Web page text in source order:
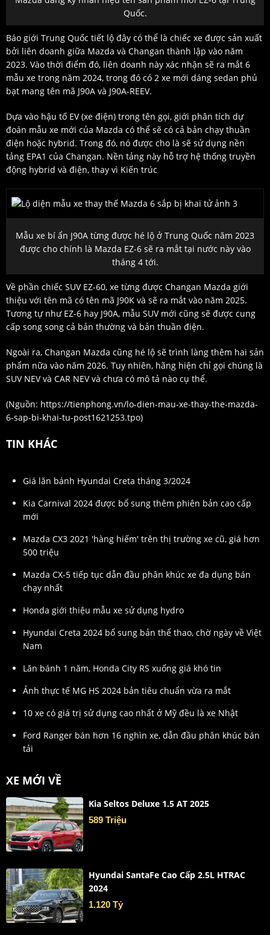
Quốc.
Báo giới Trung Quốc tiết lộ đây có thể là chiếc xe được sản xuất
bởi liên doanh giữa Mazda và Changan thành lập vào năm
2023. Vào thời điểm đó, liên doanh này xác nhận sẽ ra mắt 6
mẫu xe trong năm 2024, trong đó có 2 xe mới dáng sedan phủ
bạt mang tên mã J90A và J90A-REEV.
Dựa vào hậu tố EV (xe điện) trong tên gọi, giới phân tích dự
đoán mẫu xe mới của Mazda có thể sẽ có cả bản chạy thuần
điện hoặc hybrid. Trong đó, nó được cho là sẽ sử dụng nền
tảng EPA1 của Changan. Nền tảng này hỗ trợ hệ thống truyền
động hybrid và điện, thay vì Kiến trúc
Mẫu xe bí ẩn J90A từng được hé lộ ở Trung Quốc năm 2023
được cho chính là Mazda EZ-6 sẽ ra mắt tại nước này vào
tháng 4 tới.
Về phần chiếc SUV EZ-60, xe từng được Changan Mazda giới
thiệu với tên mã có tên mã J90K và sẽ ra mắt vào năm 2025.
Tương tự như EZ-6 hay J90A, mẫu SUV mới cũng sẽ được cung
cấp song song cả bản thường và bản thuần điện.
Ngoài ra, Changan Mazda cũng hé lộ sẽ trình làng thêm hai sản
phẩm nữa vào năm 2026. Tuy nhiên, hãng hiện chỉ gọi chúng là
SUV NEV và CAR NEV và chưa có mô tả nào cụ thể.
(Nguồn: https://tienphong.vn/lo-dien-mau-xe-thay-the-mazda-
6-sap-bi-khai-tu-post1621253.tpo)
TIN KHÁC
Giá lăn bánh Hyundai Creta tháng 3/2024
Kia Carnival 2024 được bổ sung thêm phiên bản cao cấp
mới
Mazda CX3 2021 'hàng hiếm' trên thị trường xe cũ, giá hơn
500 triệu
Mazda CX-5 tiếp tục dẫn đầu phân khúc xe đa dụng bán
chạy nhất
Honda giới thiệu mẫu xe sử dụng hydro
Hyundai Creta 2024 bổ sung bản thể thao, chờ ngày về Việt
Nam
Lăn bánh 1 năm, Honda City RS xuống giá khó tin
Ảnh thực tế MG HS 2024 bản tiêu chuẩn vừa ra mắt
10 xe có giá trị sử dụng cao nhất ở Mỹ đều là xe Nhật
Ford Ranger bán hơn 16 nghìn xe, dẫn đầu phân khúc bán
tải
XE MỚI VỀ
Kia Seltos Deluxe 1.5 AT 2025
589 Triệu
Hyundai SantaFe Cao Cấp 2.5L HTRAC
2024
1.120 Tỷ